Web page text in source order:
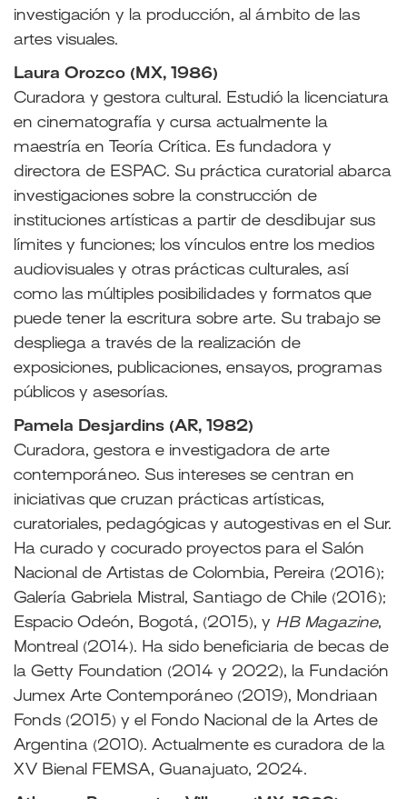
investigación y la producción, al ámbito de las
artes visuales.
Laura Orozco (MX, 1986)
Curadora y gestora cultural. Estudió la licenciatura
en cinematografía y cursa actualmente la
maestría en Teoría Crítica. Es fundadora y
directora de ESPAC. Su práctica curatorial abarca
investigaciones sobre la construcción de
instituciones artísticas a partir de desdibujar sus
límites y funciones; los vínculos entre los medios
audiovisuales y otras prácticas culturales, así
como las múltiples posibilidades y formatos que
puede tener la escritura sobre arte. Su trabajo se
despliega a través de la realización de
exposiciones, publicaciones, ensayos, programas
públicos y asesorías.
Pamela Desjardins (AR, 1982)
Curadora, gestora e investigadora de arte
contemporáneo. Sus intereses se centran en
iniciativas que cruzan prácticas artísticas,
curatoriales, pedagógicas y autogestivas en el Sur.
Ha curado y cocurado proyectos para el Salón
Nacional de Artistas de Colombia, Pereira (2016);
Galería Gabriela Mistral, Santiago de Chile (2016);
Espacio Odeón, Bogotá, (2015), y HB Magazine,
Montreal (2014). Ha sido beneficiaria de becas de
la Getty Foundation (2014 y 2022), la Fundación
Jumex Arte Contemporáneo (2019), Mondriaan
Fonds (2015) y el Fondo Nacional de la Artes de
Argentina (2010). Actualmente es curadora de la
XV Bienal FEMSA, Guanajuato, 2024.